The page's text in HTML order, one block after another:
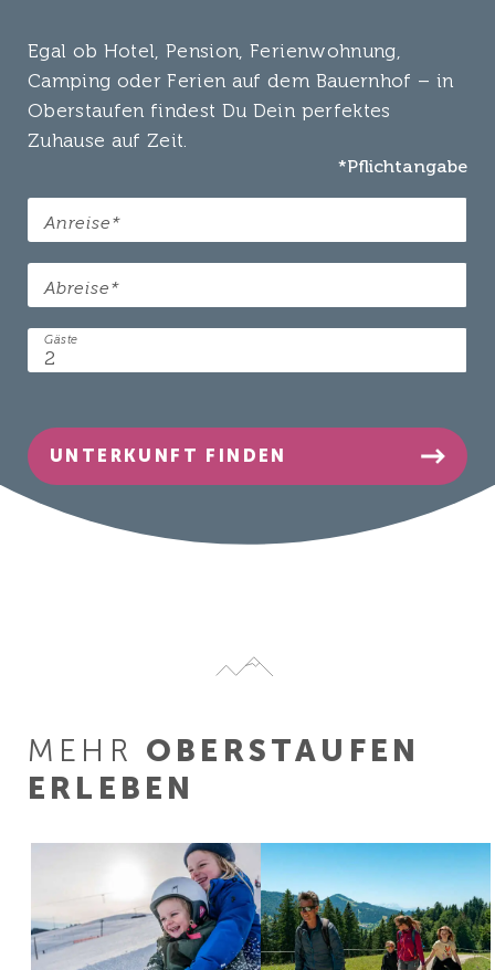
Egal ob Hotel, Pension, Ferienwohnung,
Camping oder Ferien auf dem Bauernhof – in
Oberstaufen findest Du Dein perfektes
Zuhause auf Zeit.
*Pflichtangabe
Anreise*(Pflichtfeld)
Abreise*(Pflichtfeld)
Gäste
UNTERKUNFT FINDEN
MEHR OBERSTAUFEN
ERLEBEN